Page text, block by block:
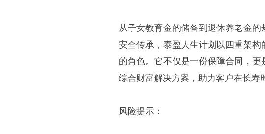
从子女教育金的储备到退休养老金
安全传承，泰盈人生计划以四重架
的角色。它不仅是一份保障合同，
综合财富解决方案，助力客户在长寿
风险提示：